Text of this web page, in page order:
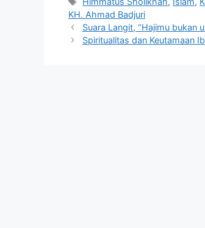
KH. Ahmad Badjuri
Suara Langit, “Hajimu bukan
Spiritualitas dan Keutamaan